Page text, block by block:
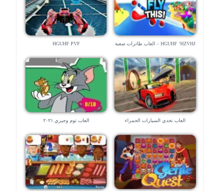
HGUHF ‘HZVHJ – العاب طائرات صعبة HGUHF PVF
العاب تحدي السيارات الحمراء العاب توم وجيري ٢٠٢١